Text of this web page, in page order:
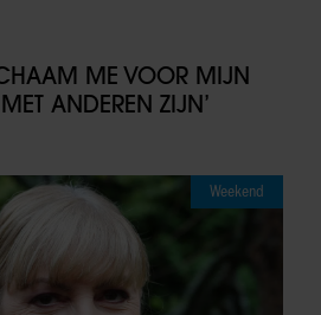
ME VOOR MIJN
ANDEREN ZIJN’
Weekend